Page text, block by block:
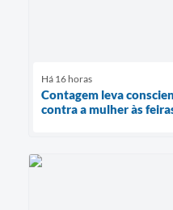
Há 16 horas
Contagem leva
contra a mulher às